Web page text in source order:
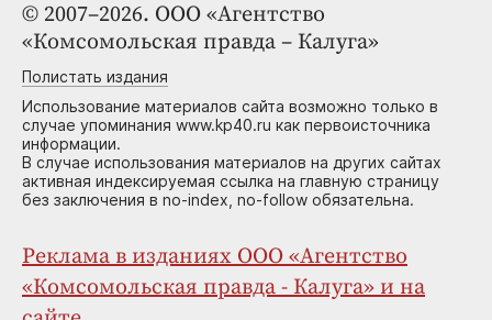
© 2007–2026. ООО «Агентство
«Комсомольская правда – Калуга»
Полистать издания
Использование материалов сайта возможно только в
случае упоминания www.kp40.ru как первоисточника
информации.
В случае использования материалов на других сайтах
активная индексируемая ссылка на главную страницу
без заключения в no-index, no-follow обязательна.
Реклама в изданиях ООО «Агентство
«Комсомольская правда - Калуга» и на